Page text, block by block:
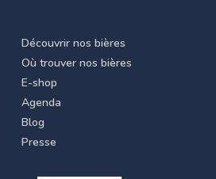
Découvrir nos bières
Où trouver nos bières
E-shop
Agenda
Blog
Presse